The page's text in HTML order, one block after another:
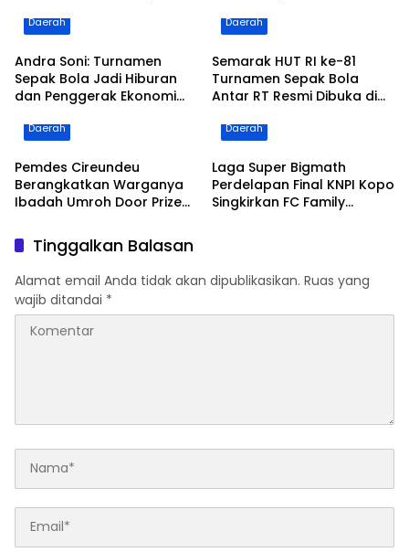
Oleh ” LEPSI” di Lapangan
Daerah
Andra Soni: Turnamen
Sepak Bola Jadi Hiburan
dan Penggerak Ekonomi
Laga Grand Final Maung
Daerah
Semarak HUT RI ke-81
Turnamen Sepak Bola
Antar RT Resmi Dibuka di
Tigaraksa di Ikuti 20 RT
Daerah
Pemdes Cireundeu
Berangkatkan Warganya
Ibadah Umroh Door Prize
Suci
Daerah
Laga Super Bigmath
Perdelapan Final KNPI Kopo
Singkirkan FC Family
Tinggalkan Balasan
Alamat email Anda tidak akan dipublikasikan. Ruas yang
wajib ditandai *